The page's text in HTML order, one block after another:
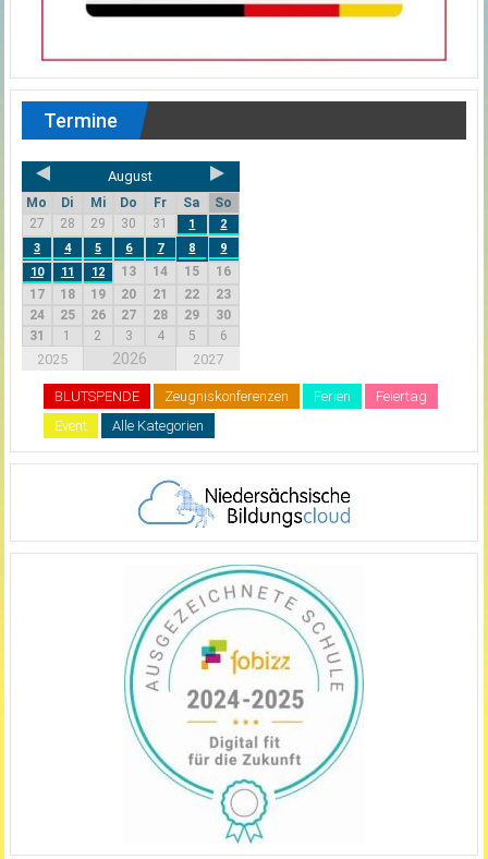
Termine
August
Mo Di Mi Do Fr Sa
So
27
28 29 30 31 1
2
3
4 5 6 7 8
9
10
11 12 13 14 15
16
17
18 19 20 21 22
23
24
25 26 27 28 29
30
31
1 2 3 4 5 6
2025 2026 2027
BLUTSPENDE Zeugniskonferenzen Ferien
Feiertag
Event
Alle Kategorien